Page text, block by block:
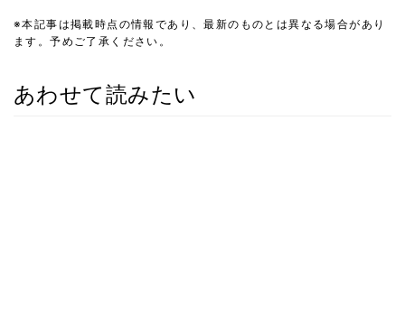
※本記事は掲載時点の情報であり、最新のものとは異なる場合があり
ます。予めご了承ください。
あわせて読みたい